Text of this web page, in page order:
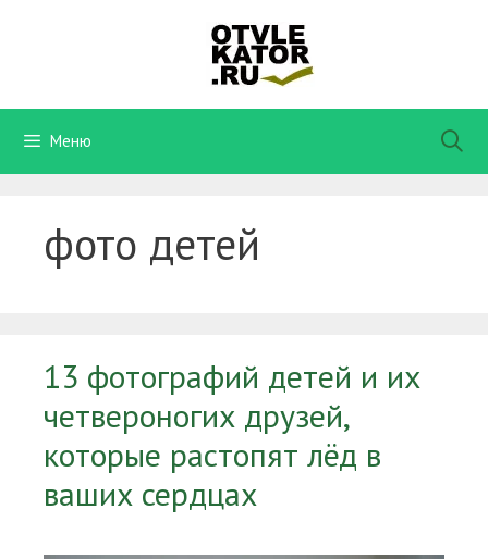
Меню
фото детей
13 фотографий детей и их
четвероногих друзей,
которые растопят лёд в
ваших сердцах